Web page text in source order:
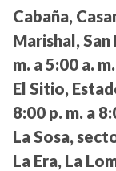
Cabaña,
Marishal,
m. a 5:00 a. m.
El Sitio,
8:00 p. m. a
La Sosa,
La Era, La